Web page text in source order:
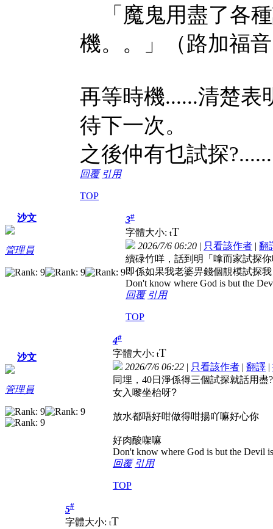
「魔鬼用盡了各
機。。」（路加福
再等時機......清楚表
待下一次。
之後仲有乜試探
回覆 引用
TOP
沙文
管理員
3#
字體大小: tT
2026/7/6 06:20 | 只看該作者 | 翻
續碌竹咩，話到明「嗱而家試探
即係如果我老婆畀錢個靚模試探
Don't know where God is but the
回覆 引用
TOP
沙文
管理員
4#
字體大小: tT
2026/7/6 06:22 | 只看該作者 | 翻譯 |
同埋，40日淨係得三個試探就話用
女入嚟坐枱呀?
放水都唔好咁做得咁揚吖嘛好心你
好肉酸㗎嘛
Don't know where God is but the Devil
回覆 引用
TOP
5#
字體大小: tT